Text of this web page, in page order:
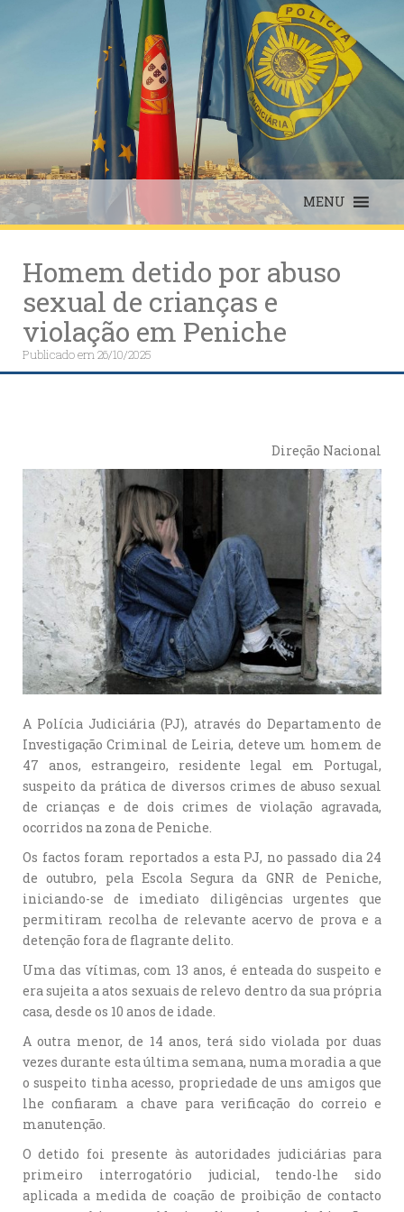
MENU
Homem detido por abuso
sexual de crianças e
violação em Peniche
Publicado em26/10/2025
Direção Nacional
A Polícia Judiciária (PJ), através do Departamento de
Investigação Criminal de Leiria, deteve um homem de
47 anos, estrangeiro, residente legal em Portugal,
suspeito da prática de diversos crimes de abuso sexual
de crianças e de dois crimes de violação agravada,
ocorridos na zona de Peniche.
Os factos foram reportados a esta PJ, no passado dia 24
de outubro, pela Escola Segura da GNR de Peniche,
iniciando-se de imediato diligências urgentes que
permitiram recolha de relevante acervo de prova e a
detenção fora de flagrante delito.
Uma das vítimas, com 13 anos, é enteada do suspeito e
era sujeita a atos sexuais de relevo dentro da sua própria
casa, desde os 10 anos de idade.
A outra menor, de 14 anos, terá sido violada por duas
vezes durante esta última semana, numa moradia a que
o suspeito tinha acesso, propriedade de uns amigos que
lhe confiaram a chave para verificação do correio e
manutenção.
O detido foi presente às autoridades judiciárias para
primeiro interrogatório judicial, tendo-lhe sido
aplicada a medida de coação de proibição de contacto